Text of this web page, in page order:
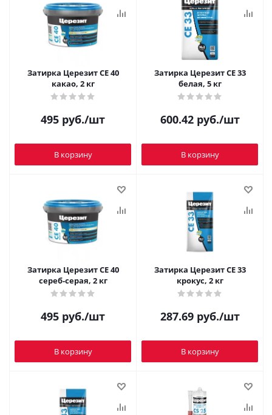
Затирка Церезит CE 40
какао, 2 кг
495 руб./шт
В корзину
Затирка Церезит CE 33
белая, 5 кг
600.42руб./шт
В корзину
Затирка Церезит CE 40
сереб-серая, 2 кг
495 руб./шт
В корзину
Затирка Церезит CE 33
крокус, 2 кг
287.69руб./шт
В корзину